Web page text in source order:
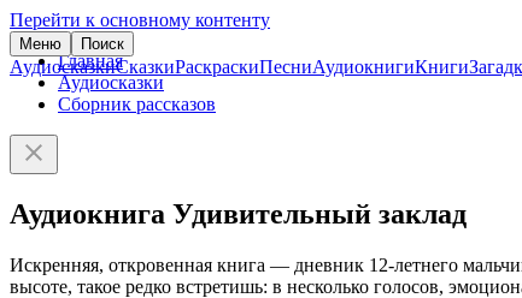
Перейти к основному контенту
Меню Поиск
АудиосказкиСказкиРаскраскиПесниАудиокнигиКниги
Главная
Аудиосказки
Сборник рассказов
Аудиокнига Удивительный заклад
Искренняя, откровенная книга — дневник 12-летнего
высоте, такое редко встретишь: в несколько голосов,